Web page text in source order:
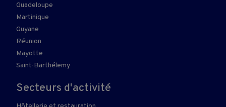
Guadeloupe
Martinique
Guyane
Réunion
Mayotte
Saint-Barthélemy
Secteurs d'activité